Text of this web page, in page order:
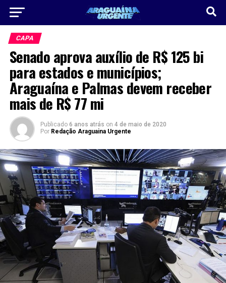
CAPA
Senado aprova auxílio de R$ 125 bi
para estados e municípios;
Araguaína e Palmas devem receber
mais de R$ 77 mi
Publicado 6 anos atrás on 4 de maio de 2020
Por Redação Araguaina Urgente